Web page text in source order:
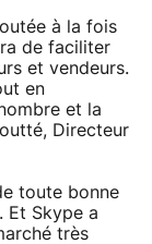
à la fois
de faciliter
et vendeurs.
en
et la
Directeur
toute bonne
Et Skype a
très